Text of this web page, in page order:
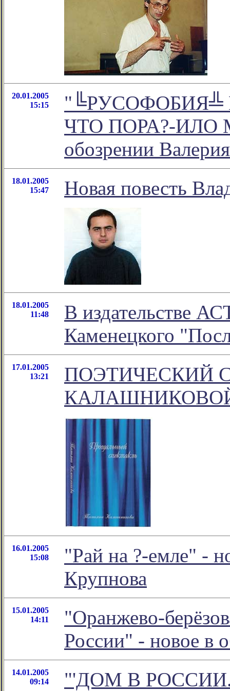
20.01.2005
15:15
"╚РУСОФОБИЯ╩
ЧТО ПОРА?-ИЛО
обозрении
18.01.2005
15:47
Новая повесть
18.01.2005
11:48
В издательстве
Каменецкого
17.01.2005
13:21
ПОЭТИЧЕСКИЙ
16.01.2005
15:08
"Рай на ?-емле" -
Крупнова
15.01.2005
14:11
"Оранжево-
России" - новое в
14.01.2005
09:14
"'ДОМ В РОССИИ.